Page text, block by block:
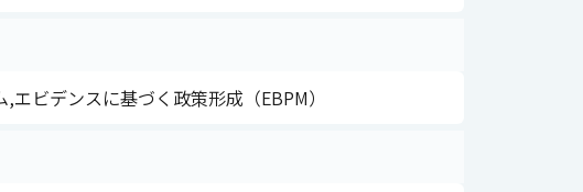
ビデンスに基づく政策形成（EBPM）